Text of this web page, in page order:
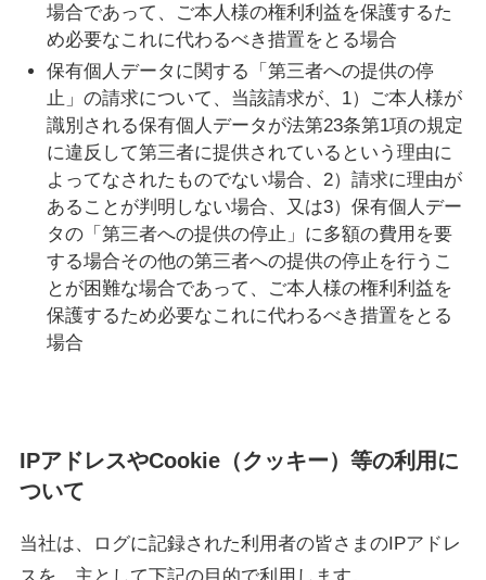
場合であって、ご本人様の権利利益を保護するた
め必要なこれに代わるべき措置をとる場合
保有個人データに関する「第三者への提供の停
止」の請求について、当該請求が、1）ご本人様が
識別される保有個人データが法第23条第1項の規定
に違反して第三者に提供されているという理由に
よってなされたものでない場合、2）請求に理由が
あることが判明しない場合、又は3）保有個人デー
タの「第三者への提供の停止」に多額の費用を要
する場合その他の第三者への提供の停止を行うこ
とが困難な場合であって、ご本人様の権利利益を
保護するため必要なこれに代わるべき措置をとる
場合
IPアドレスやCookie（クッキー）等の利用に
ついて
当社は、ログに記録された利用者の皆さまのIPアドレ